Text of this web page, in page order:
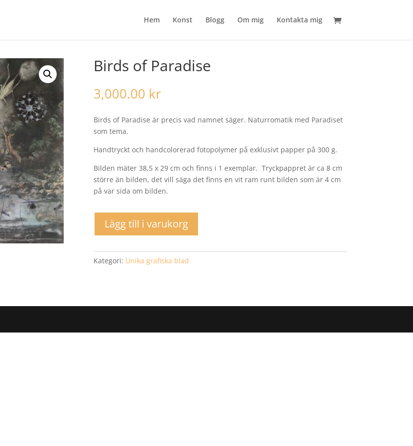
Hem Konst Blogg Om mig Kontakta mig
Birds of Paradise
3,000.00 kr
Birds of Paradise är precis vad namnet säger. Naturromatik med Paradiset
som tema.
Handtryckt och handcolorerad fotopolymer på exklusivt papper på 300 g.
Bilden mäter 38,5 x 29 cm och finns i 1 exemplar. Tryckpappret är ca 8 cm
större än bilden, det vill säga det finns en vit ram runt bilden som är 4 cm
på var sida om bilden.
Lägg till i varukorg
Kategori: Unika grafiska blad